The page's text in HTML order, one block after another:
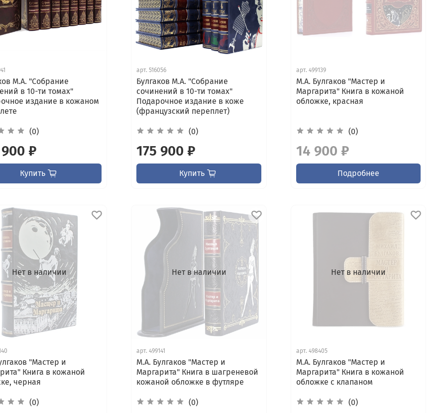
М.А. "Собрание
в 10-ти томах"
издание в кожаном
(0)
₽
Купить
арт.516056
Булгаков М.А. "Собрание
сочинений в 10-ти томах"
Подарочное издание в коже
(французский переплет)
(0)
175 900 ₽
Купить
арт. 499139
М.А. Булгаков "Мастер и
Маргарита" Книга в кожаной
обложке, красная
(0)
14 900 ₽
Подробнее
Нет в наличии
"Мастер и
Книга в кожаной
черная
(0)
Нет в наличии
арт.499141
М.А. Булгаков "Мастер и
Маргарита" Книга в шагреневой
кожаной обложке в футляре
(0)
Нет в наличии
арт. 498405
М.А. Булгаков "Мастер и
Маргарита" Книга в кожаной
обложке с клапаном
(0)